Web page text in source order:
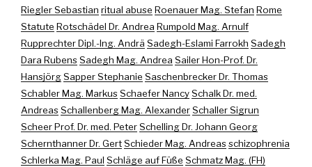
Riegler Sebastian ritual abuse Roenauer Mag. Stefan Rome
Statute Rotschädel Dr. Andrea Rumpold Mag. Arnulf
Rupprechter Dipl.-Ing. Andrä Sadegh-Eslami Farrokh Sadegh
Dara RubensSadegh Mag. Andrea Sailer Hon-Prof. Dr.
HansjörgSapper Stephanie Saschenbrecker Dr. Thomas
Schabler Mag. MarkusSchaefer NancySchalk Dr. med.
AndreasSchallenberg Mag. AlexanderSchaller Sigrun
Scheer Prof. Dr. med. PeterSchelling Dr. Johann Georg
Schernthanner Dr. GertSchieder Mag. Andreasschizophrenia
Schlerka Mag. Paul Schläge auf Füße Schmatz Mag. (FH)